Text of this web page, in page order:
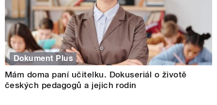
Dokument Plus
Mám doma paní učitelku. Dokuseriál o životě
českých pedagogů a jejich rodin